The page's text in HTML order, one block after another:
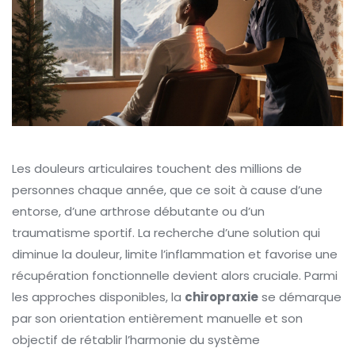
Les douleurs articulaires touchent des millions de
personnes chaque année, que ce soit à cause d’une
entorse, d’une arthrose débutante ou d’un
traumatisme sportif. La recherche d’une solution qui
diminue la douleur, limite l’inflammation et favorise une
récupération fonctionnelle devient alors cruciale. Parmi
les approches disponibles, la chiropraxiese démarque
par son orientation entièrement manuelle et son
objectif de rétablir l’harmonie du système